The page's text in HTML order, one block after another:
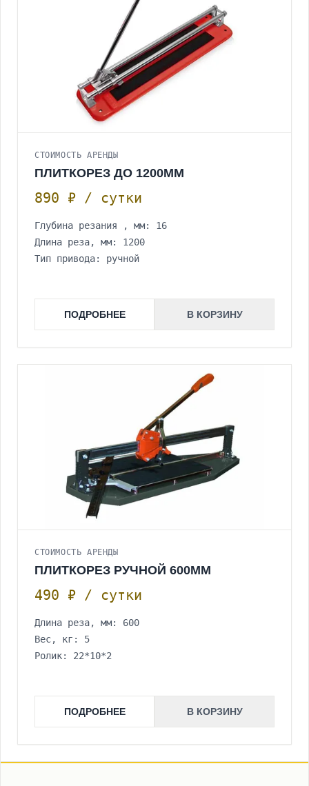
СТОИМОСТЬ АРЕНДЫ
ПЛИТКОРЕЗ ДО 1200ММ
890 ₽ / сутки
Глубина резания , мм: 16
Длина реза, мм: 1200
Тип привода: ручной
ПОДРОБНЕЕ В КОРЗИНУ
СТОИМОСТЬ АРЕНДЫ
ПЛИТКОРЕЗ РУЧНОЙ 600ММ
490 ₽ / сутки
Длина реза, мм: 600
Вес, кг: 5
Ролик: 22*10*2
ПОДРОБНЕЕ В КОРЗИНУ